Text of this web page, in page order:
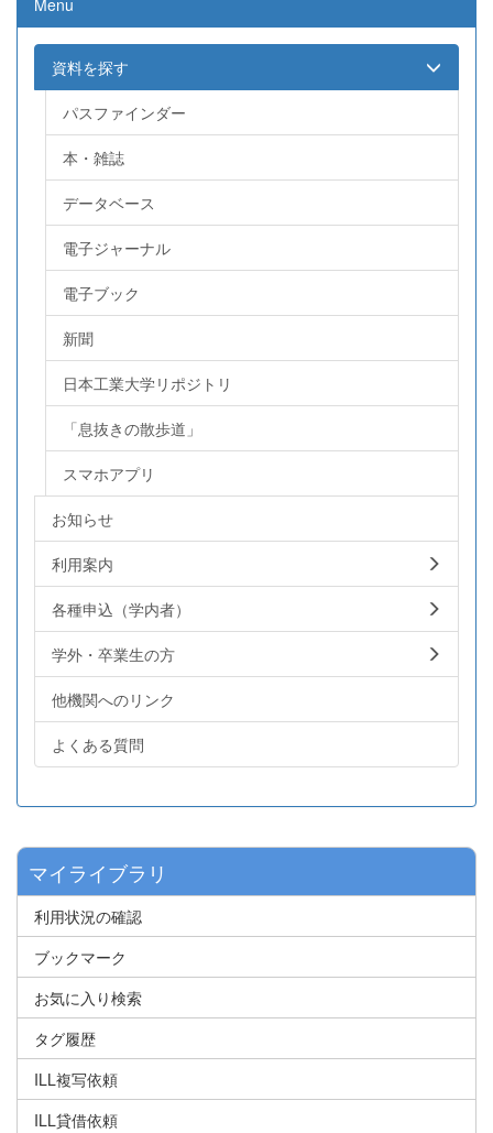
Menu
資料を探す
パスファインダー
本・雑誌
データベース
電子ジャーナル
電子ブック
新聞
日本工業大学リポジトリ
「息抜きの散歩道」
スマホアプリ
お知らせ
利用案内
各種申込（学内者）
学外・卒業生の方
他機関へのリンク
よくある質問
マイライブラリ
利用状況の確認
ブックマーク
お気に入り検索
タグ履歴
ILL複写依頼
ILL貸借依頼